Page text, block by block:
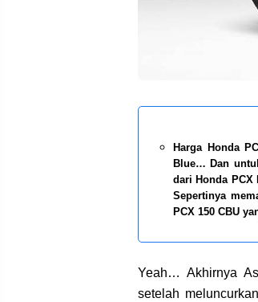
Harga Honda
Blue… Dan
dari Honda PCX
Sepertinya
PCX 150 CBU
Yeah… Akhirnya
setelah